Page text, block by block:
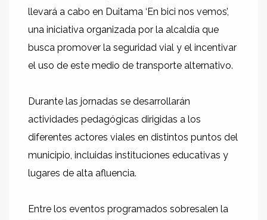
llevará a cabo en Duitama ‘En bici nos vemos’,
una iniciativa organizada por la alcaldía que
busca promover la seguridad vial y el incentivar
el uso de este medio de transporte alternativo.
Durante las jornadas se desarrollarán
actividades pedagógicas dirigidas a los
diferentes actores viales en distintos puntos del
municipio, incluidas instituciones educativas y
lugares de alta afluencia.
Entre los eventos programados sobresalen la